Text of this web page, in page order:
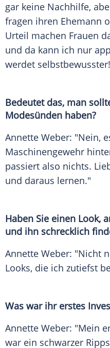
gar keine Nachhilfe,
fragen ihren Ehemann
Urteil machen Frauen
und da kann ich nur
werdet
Bedeutet das, man
Modesünden haben?
Annette Weber: "Nein,
Maschinengewehr
passiert also nichts.
und daraus lernen."
Haben Sie einen Look,
und ihn schrecklich
Annette Weber: "Nicht
Looks, die ich zutiefst
Was war ihr erstes
Annette Weber: "Mein
war ein schwarzer